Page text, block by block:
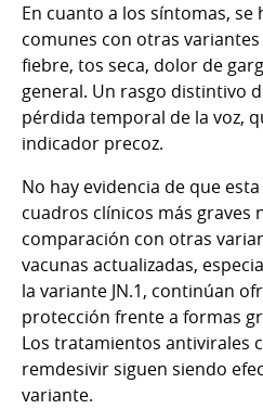
En cuanto a los síntomas,
comunes con otras variantes
fiebre, tos seca, dolor de
general. Un rasgo distintivo
pérdida temporal de la voz,
indicador precoz.
No hay evidencia de que
cuadros clínicos más graves
comparación con otras
vacunas actualizadas,
la variante JN.1, continúan
protección frente a formas
Los tratamientos antivirales
remdesivir siguen siendo
variante.